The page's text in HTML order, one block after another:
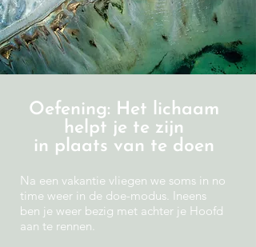
Oefening: Het lichaam
helpt je te zijn
in plaats van te doen
Na een vakantie vliegen we soms in no
time weer in de doe-modus. Ineens
ben je weer bezig met achter je Hoofd
aan te rennen.